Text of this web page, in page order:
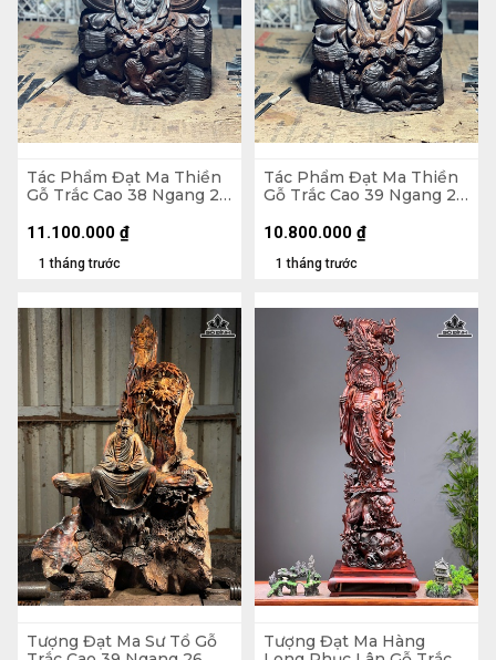
Tác Phẩm Đạt Ma Thiền
Gỗ Trắc Cao 38 Ngang 23
1 tháng trước
11.100.000 ₫
Tác Phẩm Đạt Ma Thiền
Gỗ Trắc Cao 39 Ngang 22
1 tháng trước
10.800.000 ₫
Tượng Đạt Ma Sư Tổ Gỗ
Tượng Đạt Ma Hàng